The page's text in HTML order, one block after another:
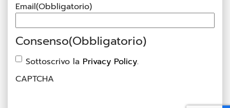
Email(Obbligatorio)
Consenso(Obbligatorio)
Sottoscrivo la Privacy Policy.
CAPTCHA